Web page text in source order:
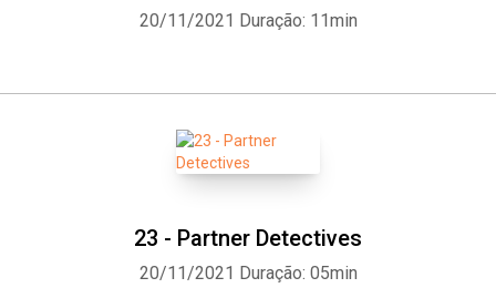
20/11/2021 Duração: 11min
23 - Partner Detectives
20/11/2021 Duração: 05min